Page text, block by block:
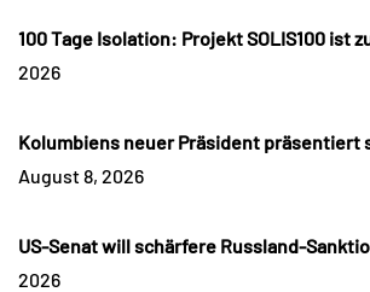
100 Tage Isolation: Projekt SOLIS100 ist
2026
Kolumbiens neuer Präsident präsentiert
August 8, 2026
US-Senat will schärfere Russland-
2026